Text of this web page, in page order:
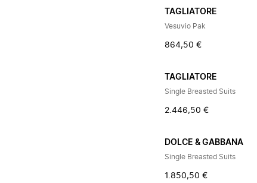
TAGLIATORE
Vesuvio Pak
864,50 €
TAGLIATORE
Single Breasted Suits
2.446,50 €
DOLCE & GABBANA
Single Breasted Suits
1.850,50 €